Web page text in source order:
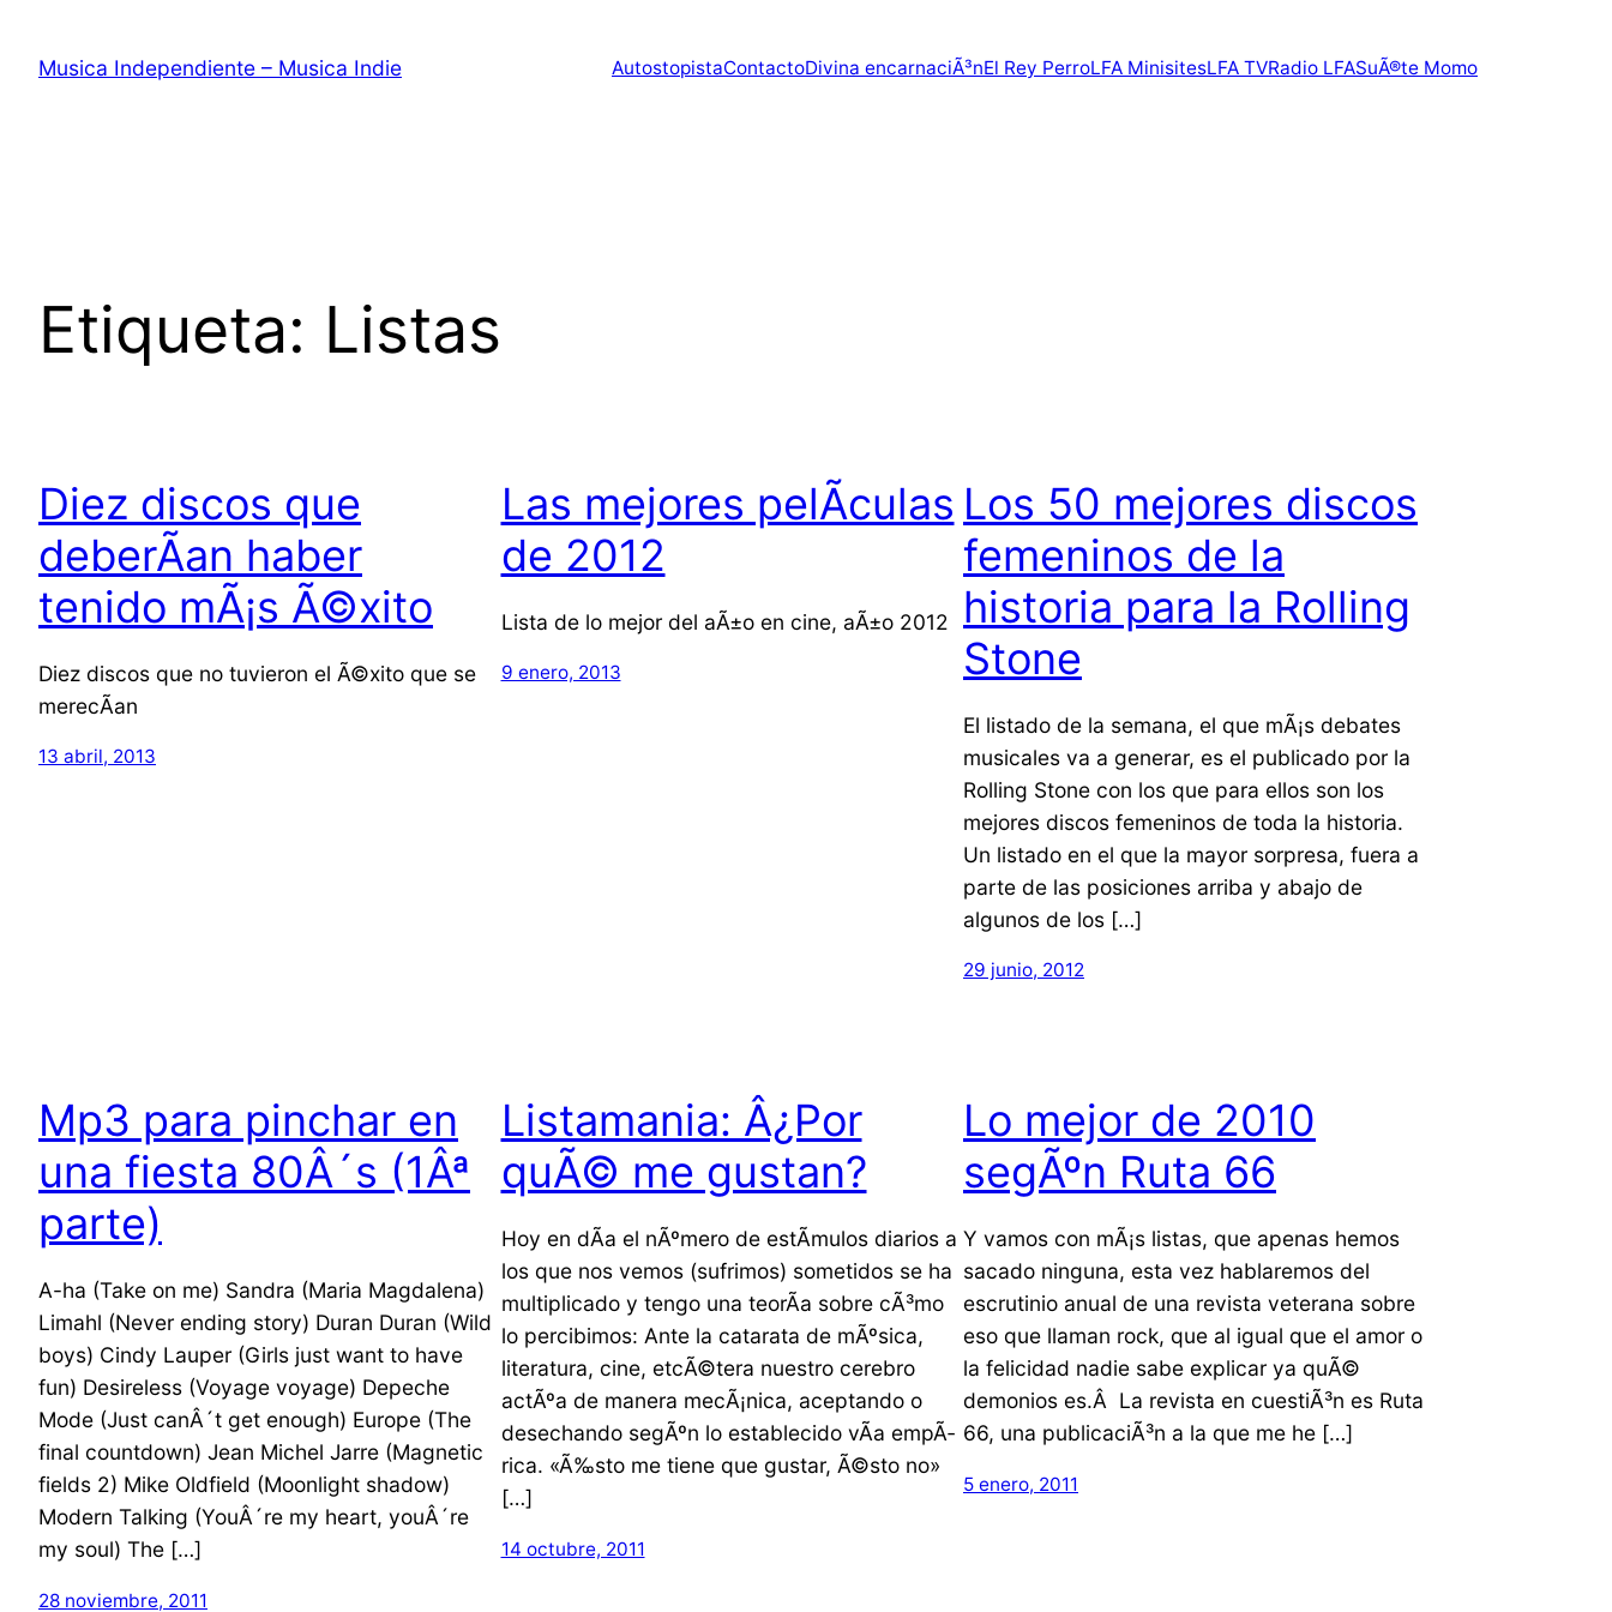
contenido
Musica Independiente – Musica Indie AutostopistaContactoDivina encarnaciÃ³nEl Rey PerroLFA MinisitesLFA TVRadio LFASuÃ®te Momo
Etiqueta: Listas
Diez discos que
deberÃ­an haber
tenido mÃ¡s Ã©xito
Diez discos que no tuvieron el Ã©xito que se
merecÃ­an
13 abril, 2013
Las mejores pelÃ­culas
de 2012
Lista de lo mejor del aÃ±o en cine, aÃ±o 2012
9 enero, 2013
Los 50 mejores discos
femeninos de la
historia para la Rolling
Stone
El listado de la semana, el que mÃ¡s debates
musicales va a generar, es el publicado por la
Rolling Stone con los que para ellos son los
mejores discos femeninos de toda la historia.
Un listado en el que la mayor sorpresa, fuera a
parte de las posiciones arriba y abajo de
algunos de los […]
29 junio, 2012
Mp3 para pinchar en
una fiesta 80Â´s (1Âª
parte)
A-ha (Take on me) Sandra (Maria Magdalena)
Limahl (Never ending story) Duran Duran (Wild
boys) Cindy Lauper (Girls just want to have
fun) Desireless (Voyage voyage) Depeche
Mode (Just canÂ´t get enough) Europe (The
final countdown) Jean Michel Jarre (Magnetic
fields 2) Mike Oldfield (Moonlight shadow)
Modern Talking (YouÂ´re my heart, youÂ´re
my soul) The […]
28 noviembre, 2011
Listamania: Â¿Por
quÃ© me gustan?
Hoy en dÃ­a el nÃºmero de estÃ­mulos diarios a
los que nos vemos (sufrimos) sometidos se ha
multiplicado y tengo una teorÃ­a sobre cÃ³mo
lo percibimos: Ante la catarata de mÃºsica,
literatura, cine, etcÃ©tera nuestro cerebro
actÃºa de manera mecÃ¡nica, aceptando o
desechando segÃºn lo establecido vÃ­a empÃ­
rica. «Ã‰sto me tiene que gustar, Ã©sto no»
[…]
14 octubre, 2011
Lo mejor de 2010
segÃºn Ruta 66
Y vamos con mÃ¡s listas, que apenas hemos
sacado ninguna, esta vez hablaremos del
escrutinio anual de una revista veterana sobre
eso que llaman rock, que al igual que el amor o
la felicidad nadie sabe explicar ya quÃ©
demonios es.Â La revista en cuestiÃ³n es Ruta
66, una publicaciÃ³n a la que me he […]
5 enero, 2011